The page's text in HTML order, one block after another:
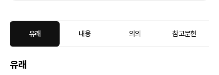
유래 내용 의의 참고문헌
유래